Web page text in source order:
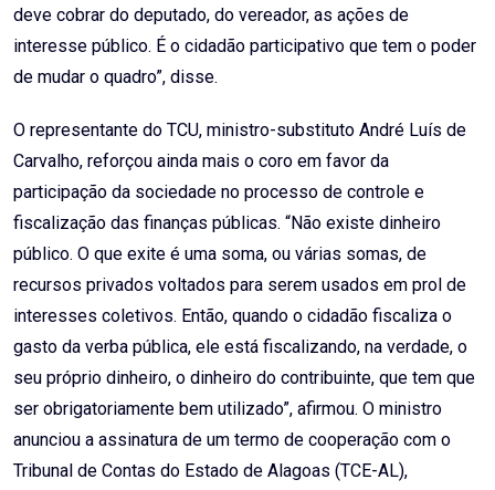
deve cobrar do deputado, do vereador, as ações de
interesse público. É o cidadão participativo que tem o poder
de mudar o quadro”, disse.
O representante do TCU, ministro-substituto André Luís de
Carvalho, reforçou ainda mais o coro em favor da
participação da sociedade no processo de controle e
fiscalização das finanças públicas. “Não existe dinheiro
público. O que exite é uma soma, ou várias somas, de
recursos privados voltados para serem usados em prol de
interesses coletivos. Então, quando o cidadão fiscaliza o
gasto da verba pública, ele está fiscalizando, na verdade, o
seu próprio dinheiro, o dinheiro do contribuinte, que tem que
ser obrigatoriamente bem utilizado”, afirmou. O ministro
anunciou a assinatura de um termo de cooperação com o
Tribunal de Contas do Estado de Alagoas (TCE-AL),